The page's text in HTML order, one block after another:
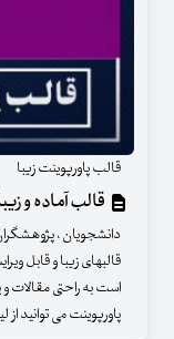
قالب پاورپوینت زیبا
قالب آماده و
دانشجویان ،
قالبهای زیبا و قابل
است به راحتی مقالات و
پاورپوینت می توانید